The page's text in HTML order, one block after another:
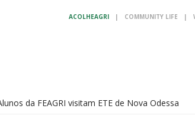
ACOLHEAGRI | COMMUNITY LIFE |
da FEAGRI visitam ETE de Nova Odessa